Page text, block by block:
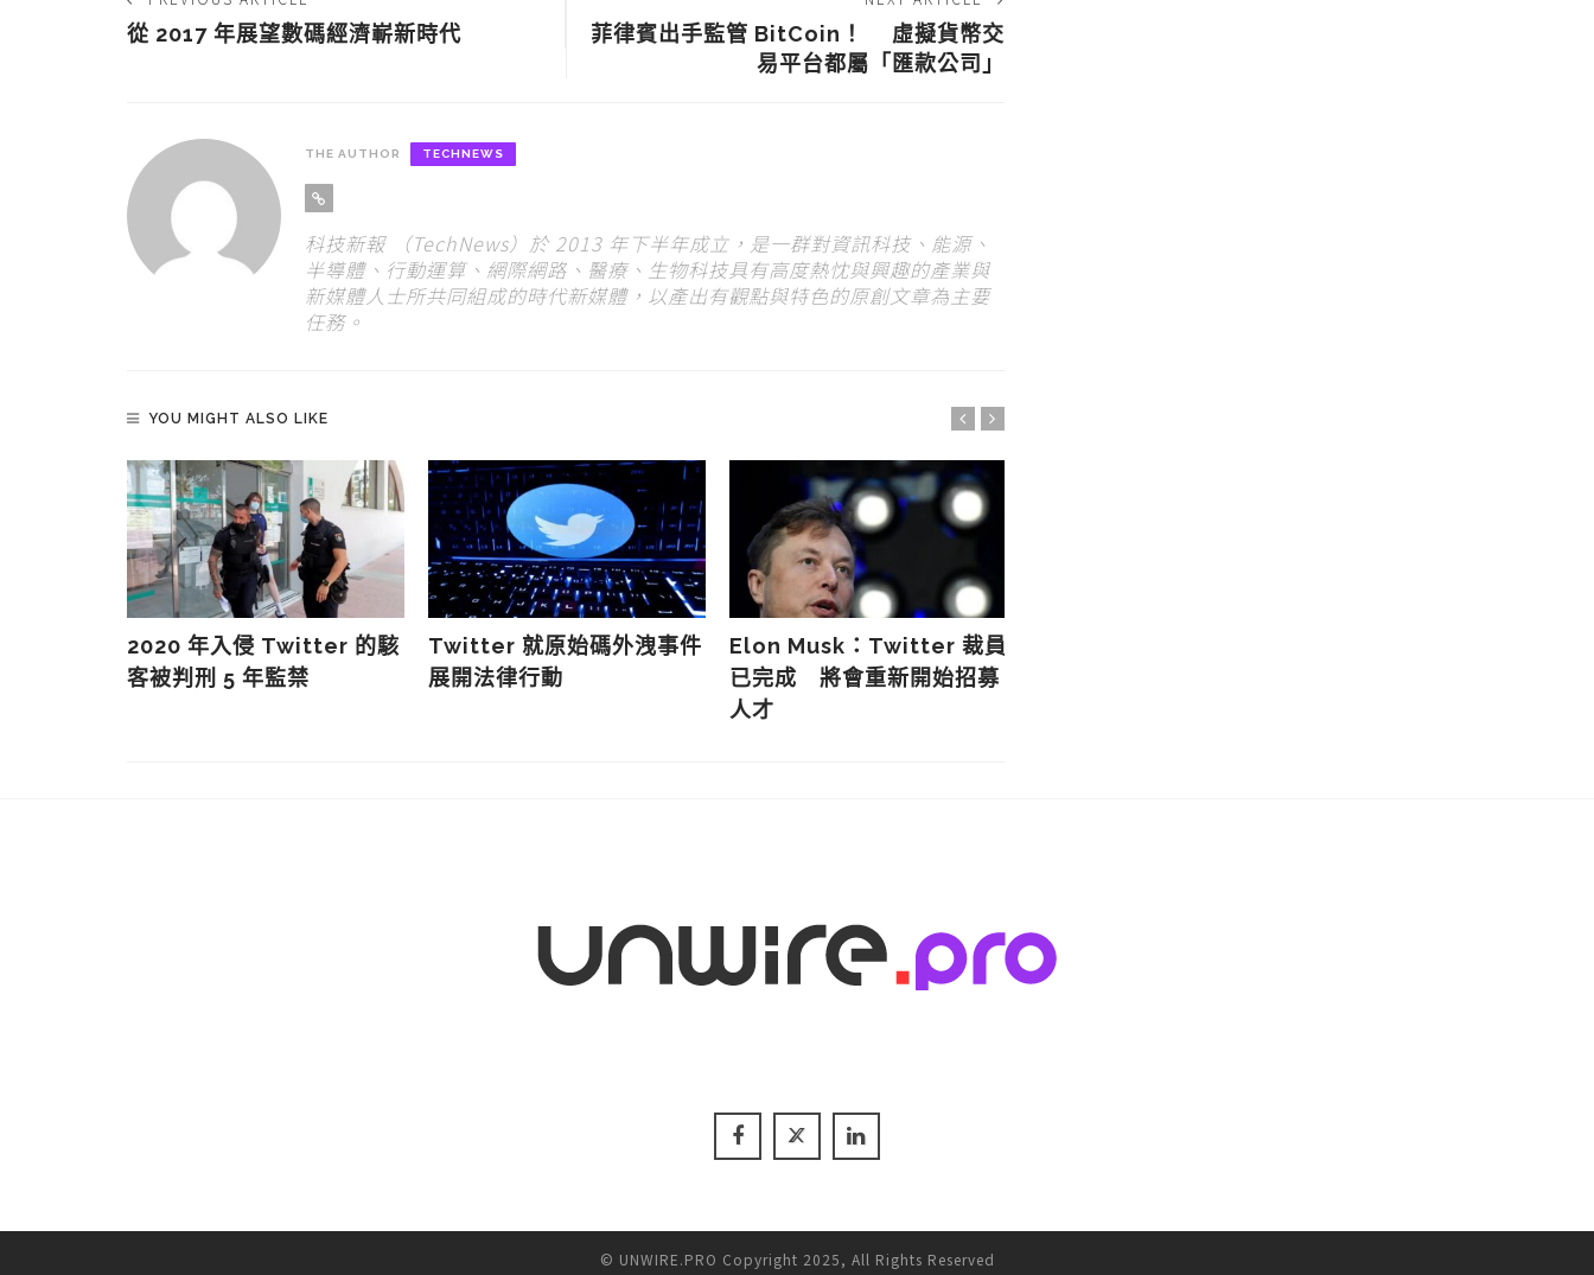
從 2017 年展望數碼經濟嶄新時代
菲律賓出手監管 BitCoin！ 虛擬貨幣交
易平台都屬「匯款公司」
THE AUTHOR TECHNEWS
科技新報 （TechNews）於 2013 年下半年成立，是一群對資訊科技、能源、
半導體、行動運算、網際網路、醫療、生物科技具有高度熱忱與興趣的產業與
新媒體人士所共同組成的時代新媒體，以產出有觀點與特色的原創文章為主要
任務。
YOU MIGHT ALSO LIKE
2020 年入侵 Twitter 的駭
客被判刑 5 年監禁
Twitter 就原始碼外洩事件
展開法律行動
Elon Musk：Twitter 裁員
已完成 將會重新開始招募
人才
© UNWIRE.PRO Copyright 2025, All Rights Reserved